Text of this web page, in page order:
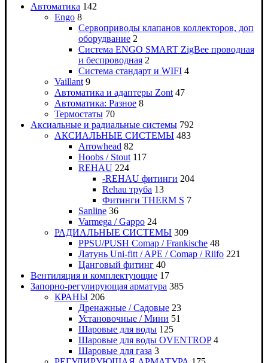
Автоматика 142
Engo 8
Сервоприводы клапанов коллекторов, доп
оборудвание 2
Система ENGO SMART ZigBee проводная
и беспроводная 2
Система стандарт и WIFI 4
Vaillant 9
Автоматика и адаптеры Zont 47
Автоматика: Разное 8
Термостаты 70
Аксиальные и радиальные системы 792
АКСИАЛЬНЫЕ СИСТЕМЫ 483
Arrowhead 82
Hoobs / Stout 117
REHAU 224
-REHAU фитинги 204
Rehau труба 13
Фитинги THERM S 7
Sanline 36
Varmega / Gappo 24
РАДИАЛЬНЫЕ СИСТЕМЫ 309
PPSU/PUSH Comap / Frankische 48
Латунь Uni-fitt / APE / Comap / Riifo 221
Цанговый фитинг 40
Вентиляция и комплектующие 17
Запорно-регулирующая арматура 385
КРАНЫ 206
Дренажные / Садовые 23
Установочные / Мини 51
Шаровые для воды 125
Шаровые для воды OVENTROP 4
Шаровые для газа 3